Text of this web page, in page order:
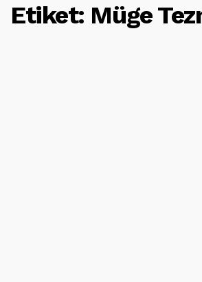
Etiket: Müge